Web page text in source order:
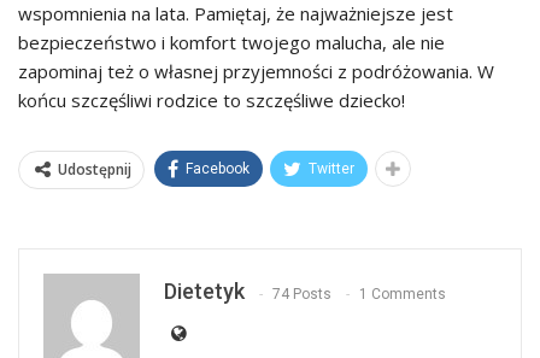
wspomnienia na lata. Pamiętaj, że najważniejsze jest
bezpieczeństwo i komfort twojego malucha, ale nie
zapominaj też o własnej przyjemności z podróżowania. W
końcu szczęśliwi rodzice to szczęśliwe dziecko!
Udostępnij Facebook Twitter
Dietetyk 74 Posts 1 Comments